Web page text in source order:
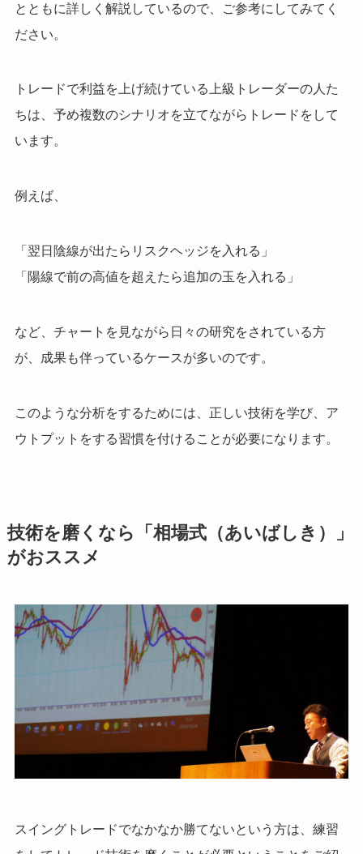
とともに詳しく解説しているので、ご参考にしてみてく
ださい。
トレードで利益を上げ続けている上級トレーダーの人た
ちは、予め複数のシナリオを立てながらトレードをして
います。
例えば、
「翌日陰線が出たらリスクヘッジを入れる」
「陽線で前の高値を超えたら追加の玉を入れる」
など、チャートを見ながら日々の研究をされている方
が、成果も伴っているケースが多いのです。
このような分析をするためには、正しい技術を学び、ア
ウトプットをする習慣を付けることが必要になります。
技術を磨くなら「相場式（あいばしき）」
がおススメ
スイングトレードでなかなか勝てないという方は、練習